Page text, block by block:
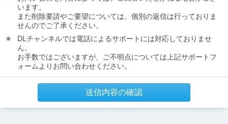
います。
また削除要請やご要望については、個別の返信は行っておりま
せんのでご了承ください。
DLチャンネルでは電話によるサポートには対応しておりませ
ん。
お手数ではございますが、ご不明点については上記サポートフ
ォームよりお問い合わせください。
送信内容の確認